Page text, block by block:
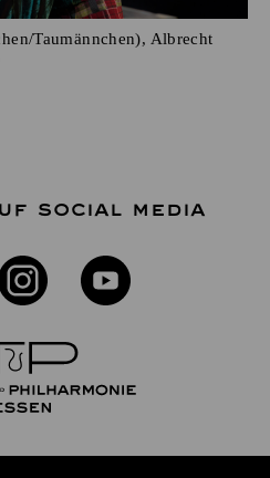
Taumännchen), Albrecht
SOCIAL MEDIA